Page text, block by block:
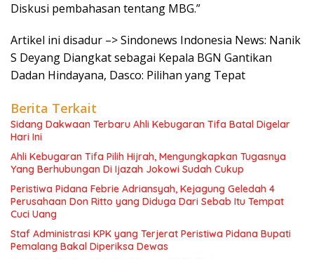
Diskusi pembahasan tentang MBG.”
Artikel ini disadur –> Sindonews Indonesia News: Nanik
S Deyang Diangkat sebagai Kepala BGN Gantikan
Dadan Hindayana, Dasco: Pilihan yang Tepat
Berita Terkait
Sidang Dakwaan Terbaru Ahli Kebugaran Tifa Batal Digelar
Hari Ini
Ahli Kebugaran Tifa Pilih Hijrah, Mengungkapkan Tugasnya
Yang Berhubungan Di Ijazah Jokowi Sudah Cukup
Peristiwa Pidana Febrie Adriansyah, Kejagung Geledah 4
Perusahaan Don Ritto yang Diduga Dari Sebab Itu Tempat
Cuci Uang
Staf Administrasi KPK yang Terjerat Peristiwa Pidana Bupati
Pemalang Bakal Diperiksa Dewas